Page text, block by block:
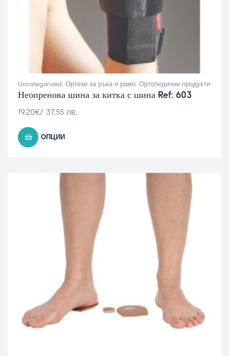
Uncategorized, Ортези за ръка и рамо, Ортопедични продукти
Неопренова шина за китка с шина Ref: 603
19.20€/ 37.55 лв.
ОПЦИИ